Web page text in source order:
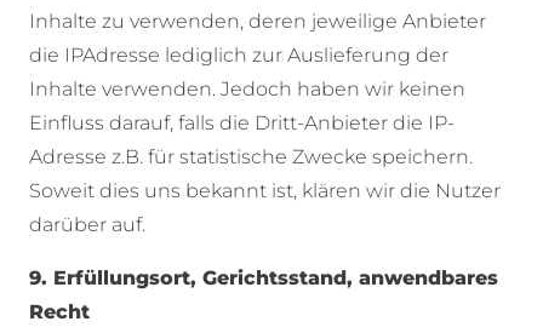
Inhalte zu verwenden, deren jeweilige Anbieter
die IPAdresse lediglich zur Auslieferung der
Inhalte verwenden. Jedoch haben wir keinen
Einfluss darauf, falls die Dritt-Anbieter die IP-
Adresse z.B. für statistische Zwecke speichern.
Soweit dies uns bekannt ist, klären wir die Nutzer
darüber auf.
9. Erfüllungsort, Gerichtsstand, anwendbares
Recht